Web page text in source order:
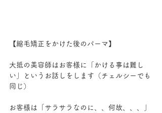
【縮毛矯正をかけた後のパーマ】
大抵の美容師はお客様に「かける事は難し
い」というお話しをします（チェルシーでも
同じ）
お客様は「サラサラなのに、、何故、、、」